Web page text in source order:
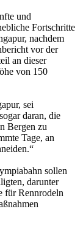
und
Fortschritte
nachdem
vor der
an dieser
von 150
sei
daran, die
Bergen zu
Tage, an
sollen
darunter
für Rennrodeln